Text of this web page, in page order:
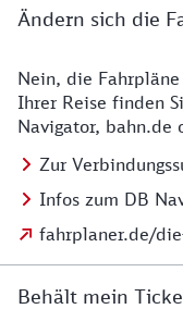
Ändern sich die
Details zu den
Nein, die
Ihrer Reise finden
Navigator, bahn.de
Zur
Infos zum DB
fahrplaner.de/
Behält mein